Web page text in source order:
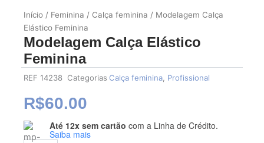
Início / Feminina / Calça feminina / Modelagem Calça
Elástico Feminina
Modelagem Calça Elástico
Feminina
REF 14238 Categorias Calça feminina Profissional
R$60.00
Até 12x sem cartão com a Linha de Crédito.
Saiba mais
Modelagem
Calça